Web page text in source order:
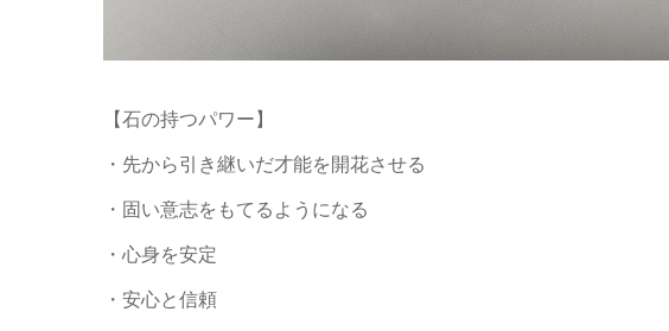
【石の持つパワー】
・先から引き継いだ才能を開花させる
・固い意志をもてるようになる
・心身を安定
・安心と信頼